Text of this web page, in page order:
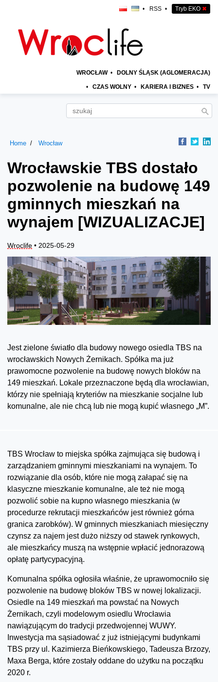
• RSS • Tryb EKO ✖
WROCŁAW • DOLNY ŚLĄSK (AGLOMERACJA)
• CZAS WOLNY • KARIERA I BIZNES • TV
Home Wrocław
Wrocławskie TBS dostało
pozwolenie na budowę 149
gminnych mieszkań na
wynajem [WIZUALIZACJE]
Wroclife • 2025-05-29
Jest zielone światło dla budowy nowego osiedla TBS na
wrocławskich Nowych Żernikach. Spółka ma już
prawomocne pozwolenie na budowę nowych bloków na
149 mieszkań. Lokale przeznaczone będą dla wrocławian,
którzy nie spełniają kryteriów na mieszkanie socjalne lub
komunalne, ale nie chcą lub nie mogą kupić własnego „M”.
TBS Wrocław to miejska spółka zajmująca się budową i
zarządzaniem gminnymi mieszkaniami na wynajem. To
rozwiązanie dla osób, które nie mogą załapać się na
klasyczne mieszkanie komunalne, ale też nie mogą
pozwolić sobie na kupno własnego mieszkania (w
procedurze rekrutacji mieszkańców jest również górna
granica zarobków). W gminnych mieszkaniach miesięczny
czynsz za najem jest dużo niższy od stawek rynkowych,
ale mieszkańcy muszą na wstępnie wpłacić jednorazową
opłatę partycypacyjną.
Komunalna spółka ogłosiła właśnie, że uprawomocniło się
pozwolenie na budowę bloków TBS w nowej lokalizacji.
Osiedle na 149 mieszkań ma powstać na Nowych
Żernikach, czyli modelowym osiedlu Wrocławia
nawiązującym do tradycji przedwojennej WUWY.
Inwestycja ma sąsiadować z już istniejącymi budynkami
TBS przy ul. Kazimierza Bieńkowskiego, Tadeusza Brzozy,
Maxa Berga, które zostały oddane do użytku na początku
2020 r.